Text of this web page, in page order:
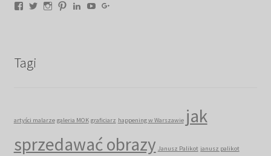
Facebook
TwitterInstagram
PinterestLinkedIn
YouTube
Tagi
artyści malarze galeria MOK graficiarz happening w Warszawie jak
sprzedawać obrazy Janusz Palikot janusz palikot